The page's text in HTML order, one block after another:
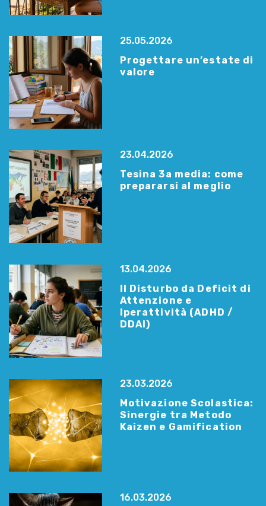
25.05.2026
Progettare un’estate di
valore
23.04.2026
Tesina 3a media: come
prepararsi al meglio
13.04.2026
Il Disturbo da Deficit di
Attenzione e
Iperattività (ADHD /
DDAI)
23.03.2026
Motivazione Scolastica:
Sinergie tra Metodo
Kaizen e Gamification
16.03.2026